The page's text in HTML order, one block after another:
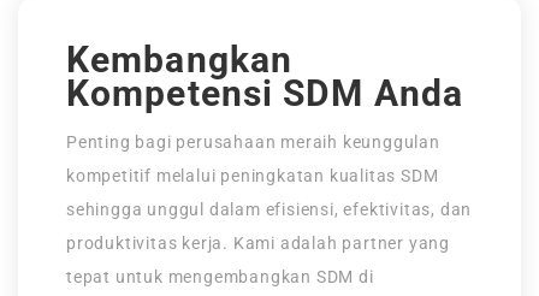
Kembangkan
Kompetensi SDM Anda
Penting bagi perusahaan meraih keunggulan
kompetitif melalui peningkatan kualitas SDM
sehingga unggul dalam efisiensi, efektivitas, dan
produktivitas kerja. Kami adalah partner yang
tepat untuk mengembangkan SDM di